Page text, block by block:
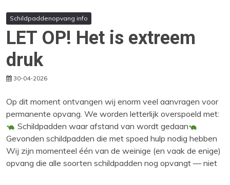
Schildpaddenopvang info
LET OP! Het is extreem
druk
30-04-2026
Op dit moment ontvangen wij enorm veel aanvragen voor
permanente opvang. We worden letterlijk overspoeld met:
Schildpadden waar afstand van wordt gedaan
Gevonden schildpadden die met spoed hulp nodig hebben
Wij zijn momenteel één van de weinige (en vaak de enige)
opvang die alle soorten schildpadden nog opvangt — niet